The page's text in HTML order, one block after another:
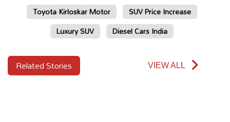
Toyota Kirloskar Motor
SUV Price Increase
Luxury SUV
Diesel Cars India
Related Stories VIEW ALL